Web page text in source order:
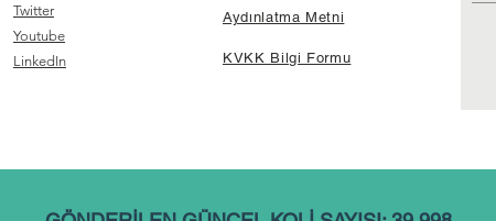
Twitter
Youtube
LinkedIn
Aydınlatma Metni
KVKK Bilgi Formu